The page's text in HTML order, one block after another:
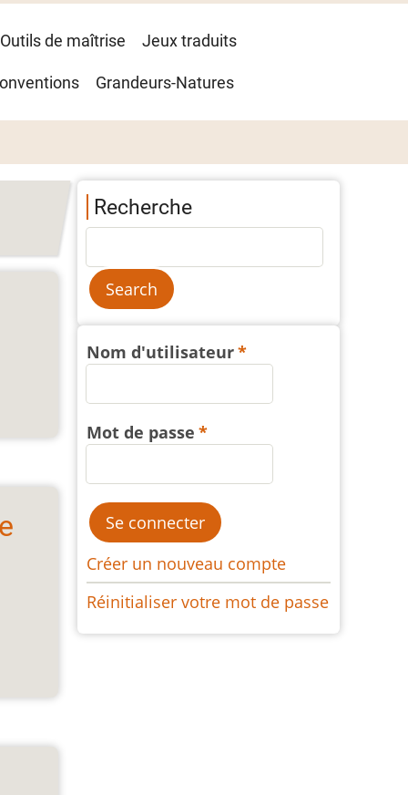
Outils de maîtrise Jeux traduits
Grandeurs-Natures
Recherche
Nom d'utilisateur
Mot de passe
Créer un nouveau compte
Réinitialiser votre mot de passe